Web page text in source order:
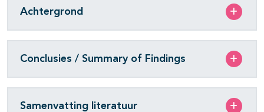
Achtergrond
Conclusies / Summary of Findings
Samenvatting literatuur